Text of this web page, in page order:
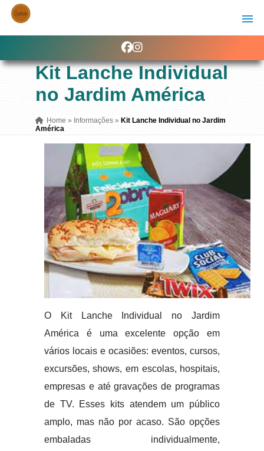
Kit Lanche Individual
no Jardim América
Home » Informações » Kit Lanche Individual no Jardim
América
O Kit Lanche Individual no Jardim
América é uma excelente opção em
vários locais e ocasiões: eventos, cursos,
excursões, shows, em escolas, hospitais,
empresas e até gravações de programas
de TV. Esses kits atendem um público
amplo, mas não por acaso. São opções
embaladas individualmente,